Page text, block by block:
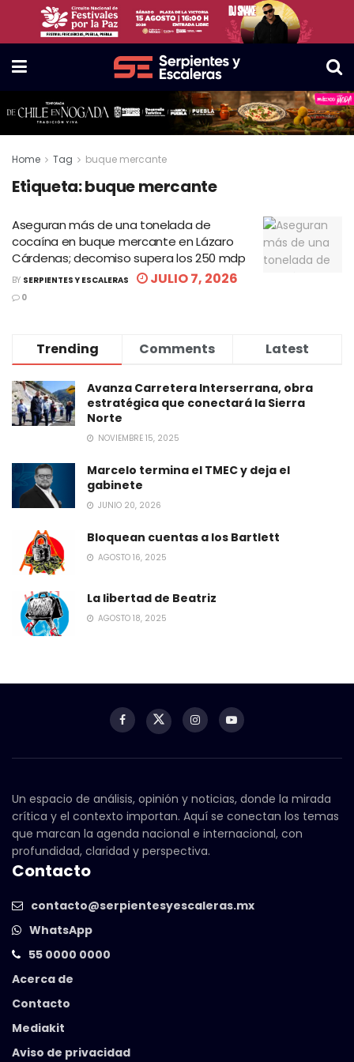
Home Tag buque mercante
Etiqueta:buque mercante
Aseguran más de una tonelada de
cocaína en buque mercante en Lázaro
Cárdenas; decomiso supera los 250 mdp
BY SERPIENTES Y ESCALERAS JULIO 7, 2026
0
Trending Comments Latest
Avanza Carretera Interserrana, obra
estratégica que conectará la Sierra
Norte
NOVIEMBRE 15, 2025
Marcelo termina el TMEC y deja el
gabinete
JUNIO 20, 2026
Bloquean cuentas a los Bartlett
AGOSTO 16, 2025
La libertad de Beatriz
AGOSTO 18, 2025
Un espacio de análisis, opinión y noticias, donde la mirada
crítica y el contexto importan. Aquí se conectan los temas
que marcan la agenda nacional e internacional, con
profundidad, claridad y perspectiva.
Contacto
contacto@serpientesyescaleras.mx
WhatsApp
55 0000 0000
Acerca de
Contacto
Mediakit
Aviso de privacidad